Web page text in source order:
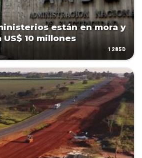
están en mora y
10 millones
1285D